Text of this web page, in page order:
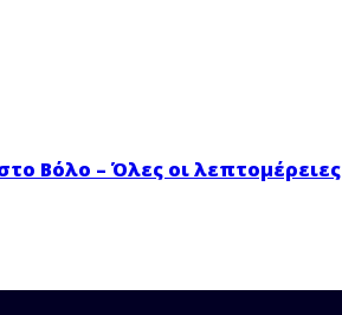
Βόλο – Όλες οι λεπτομέρειες